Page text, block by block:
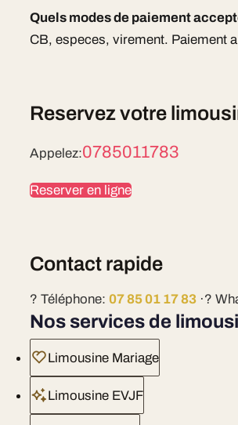
Quels modes de paiement
CB, especes, virement. Paiement
Reservez votre
Appelez:0785011783
Reserver en ligne
Contact rapide
? Téléphone:07 85 01 17 83 ·?
Nos services de
Limousine Mariage
Limousine EVJF